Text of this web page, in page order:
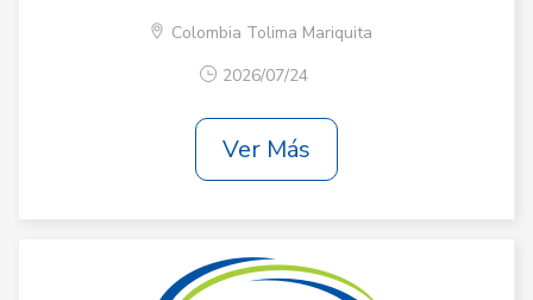
Colombia Tolima Mariquita
2026/07/24
Ver Más